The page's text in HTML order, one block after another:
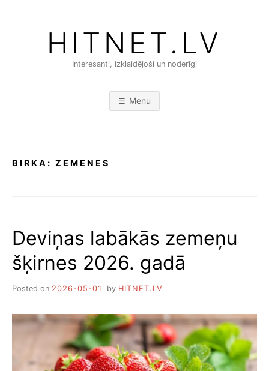
HITNET.LV
Interesanti, izklaidējoši un noderīgi
Menu
BIRKA: ZEMENES
Deviņas labākās zemeņu
šķirnes 2026. gadā
Posted on 2026-05-01 by HITNET.LV